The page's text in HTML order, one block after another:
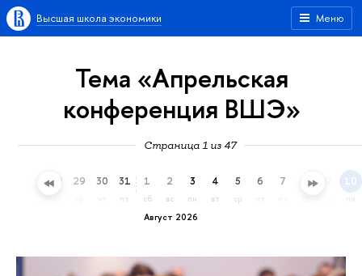
Меню
Высшая школа экономики
Тема «Апрельская
конференция ВШЭ»
Страница 1 из 47
28 29 30 31
пт
Август 2026
1
сб
2
вс
3
пн
4
вт
5
ср
6 7 8 10
пн